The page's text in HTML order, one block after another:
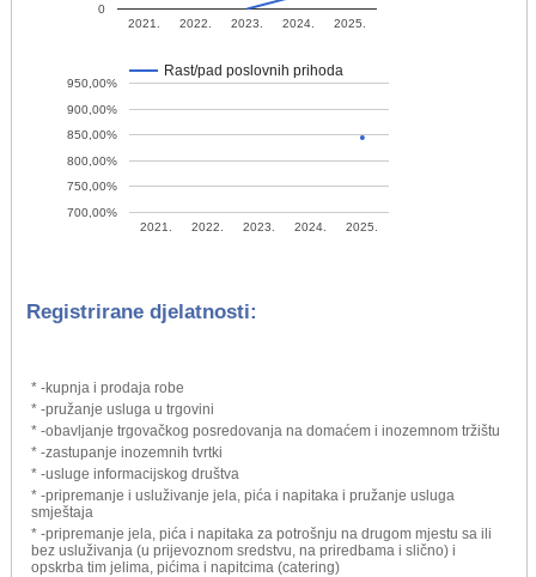
2021. 2022. 2023. 2024. 2025.
0
Rast/pad poslovnih prihoda
2021. 2022. 2023. 2024. 2025.
700,00%
750,00%
800,00%
850,00%
900,00%
950,00%
Registrirane djelatnosti:
* -kupnja i prodaja robe
* -pružanje usluga u trgovini
* -obavljanje trgovačkog posredovanja na domaćem i inozemnom tržištu
* -zastupanje inozemnih tvrtki
* -usluge informacijskog društva
* -pripremanje i usluživanje jela, pića i napitaka i pružanje usluga
smještaja
* -pripremanje jela, pića i napitaka za potrošnju na drugom mjestu sa ili
bez usluživanja (u prijevoznom sredstvu, na priredbama i slično) i
opskrba tim jelima, pićima i napitcima (catering)